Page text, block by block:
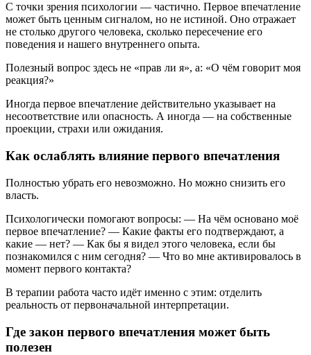
С точки зрения психологии — частично. Первое впечатление
может быть ценным сигналом, но не истиной. Оно отражает
не столько другого человека, сколько пересечение его
поведения и нашего внутреннего опыта.
Полезный вопрос здесь не «прав ли я», а: «О чём говорит моя
реакция?»
Иногда первое впечатление действительно указывает на
несоответствие или опасность. А иногда — на собственные
проекции, страхи или ожидания.
Как ослаблять влияние первого впечатления
Полностью убрать его невозможно. Но можно снизить его
власть.
Психологически помогают вопросы: — На чём основано моё
первое впечатление? — Какие факты его подтверждают, а
какие — нет? — Как бы я видел этого человека, если бы
познакомился с ним сегодня? — Что во мне активировалось в
момент первого контакта?
В терапии работа часто идёт именно с этим: отделить
реальность от первоначальной интерпретации.
Где закон первого впечатления может быть
полезен